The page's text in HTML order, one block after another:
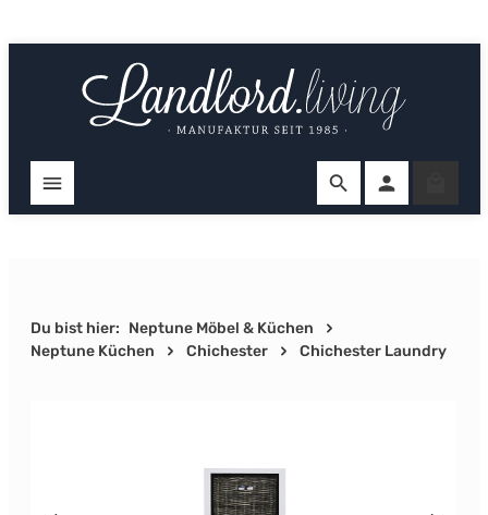
Du bist hier: Neptune Möbel & Küchen
Neptune Küchen
Chichester Chichester Laundry